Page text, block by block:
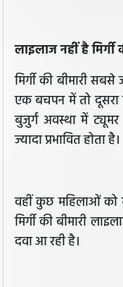
लाइलाज नहीं है मिर्गी
मिर्गी की बीमारी
एक बचपन में तो दूसरा
बुजुर्ग अवस्था में
ज्यादा प्रभावित होता है।
वहीं कुछ महिलाओं को
मिर्गी की बीमारी
दवा आ रही है।